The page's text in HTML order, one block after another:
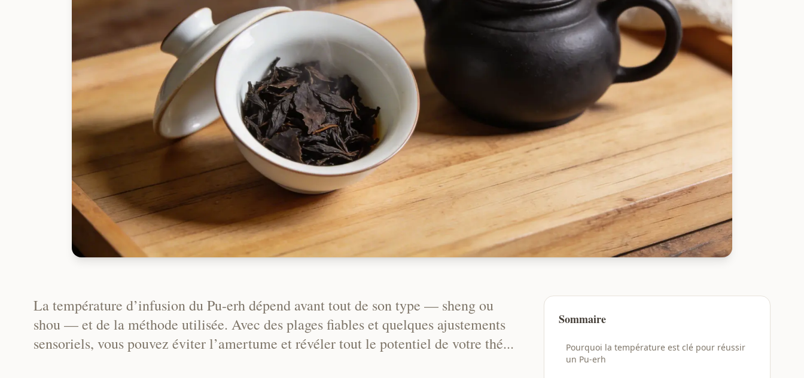
La température d’infusion du Pu-erh dépend avant tout de son type — sheng ou
shou — et de la méthode utilisée. Avec des plages fiables et quelques ajustements
sensoriels, vous pouvez éviter l’amertume et révéler tout le potentiel de votre thé...
Sommaire
Pourquoi la température est clé pour réussir
un Pu-erh